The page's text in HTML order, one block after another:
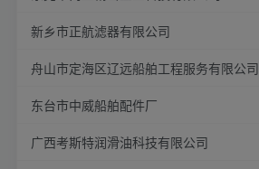
新乡市正航滤器有限公司
舟山市定海区辽远船舶工程服务有限公司
东台市中威船舶配件厂
广西考斯特润滑油科技有限公司